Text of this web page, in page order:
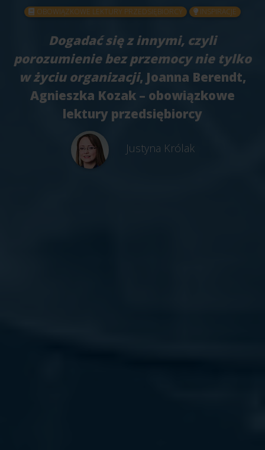
OBOWIĄZKOWE LEKTURY PRZEDSIĘBIORCY INSPIRACJE
Dogadać się z innymi, czyli
porozumienie bez przemocy nie tylko
w życiu organizacji, Joanna Berendt,
Agnieszka Kozak – obowiązkowe
lektury przedsiębiorcy
Justyna Królak